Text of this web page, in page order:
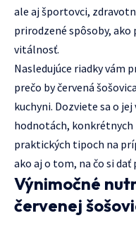
ale aj športovci,
prirodzené spôsoby,
vitálnosť.
Nasledujúce riadky vám
prečo by červená
kuchyni. Dozviete sa o
hodnotách,
praktických tipoch na
ako aj o tom, na čo si
Výnimočné
červenej